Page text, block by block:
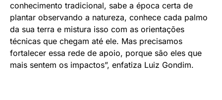
conhecimento tradicional, sabe a época certa de
plantar observando a natureza, conhece cada palmo
da sua terra e mistura isso com as orientações
técnicas que chegam até ele. Mas precisamos
fortalecer essa rede de apoio, porque são eles que
mais sentem os impactos”, enfatiza Luiz Gondim.